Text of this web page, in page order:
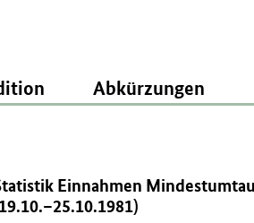
Abkürzungen
Einnahmen